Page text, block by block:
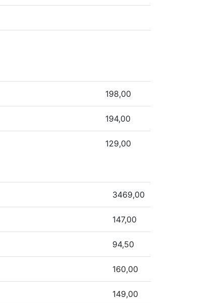
198,00
194,00
129,00
3469,00
147,00
94,50
160,00
149,00